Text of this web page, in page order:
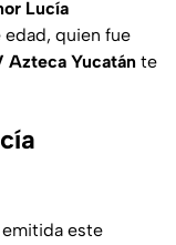
Lucía
edad, quien fue
Azteca Yucatán te
este